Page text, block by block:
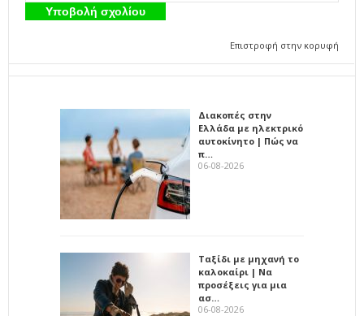
Επιστροφή στην κορυφή
Διακοπές στην
Ελλάδα με ηλεκτρικό
αυτοκίνητο | Πώς να
π…
06-08-2026
Ταξίδι με μηχανή το
καλοκαίρι | Να
προσέξεις για μια
ασ…
06-08-2026